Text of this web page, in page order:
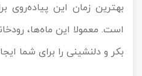
بهترین زمان این پیاده‌روی
است. معمولا این ماه‌ها،
بکر و دلنشینی را برای شما